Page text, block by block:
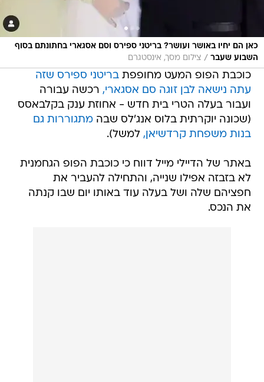
כאן הם יחיו באושר ועושר? בריטני ספירס וסם אסגארי בחתונתם בסוף
השבוע שעבר / צילום מסך, אינסטגרם
כוכבת הפופ המעט מחופפתבריטני ספירס שזה
עתה נישאה לבן זוגה סם אסגארי, רכשה עבורה
ועבור בעלה הטרי בית חדש - אחוזת ענק בקלבאסס
(שכונה יוקרתית בלוס אנג'לס שבהמתגוררות גם
בנות משפחת קרדשיאן, למשל).
באתר של הדיילי מייל דווח כי כוכבת הפופ הגחמנית
לא בזבזה אפילו שנייה, והתחילה להעביר את
חפציהם שלה ושל בעלה עוד באותו יום שבו קנתה
את הנכס.